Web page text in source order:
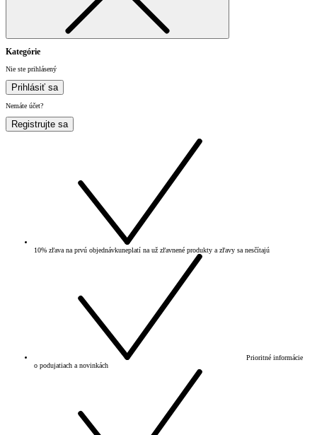
Kategórie
Nie ste prihlásený
Prihlásiť sa
Nemáte účet?
Registrujte sa
10% zľava na prvú objednávkuneplatí na už zľavnené produkty a zľavy sa nesčítajú
Prioritné informácie
o podujatiach a novinkách